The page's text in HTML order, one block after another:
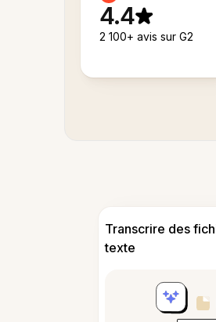
4.4
2 100+ avis sur G2
Transcrire des
texte